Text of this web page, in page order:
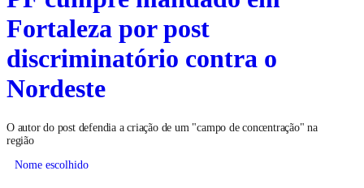
Fortaleza por post
discriminatório contra o
Nordeste
O autor do post defendia a criação de um "campo de concentração" na
região
Nome escolhido